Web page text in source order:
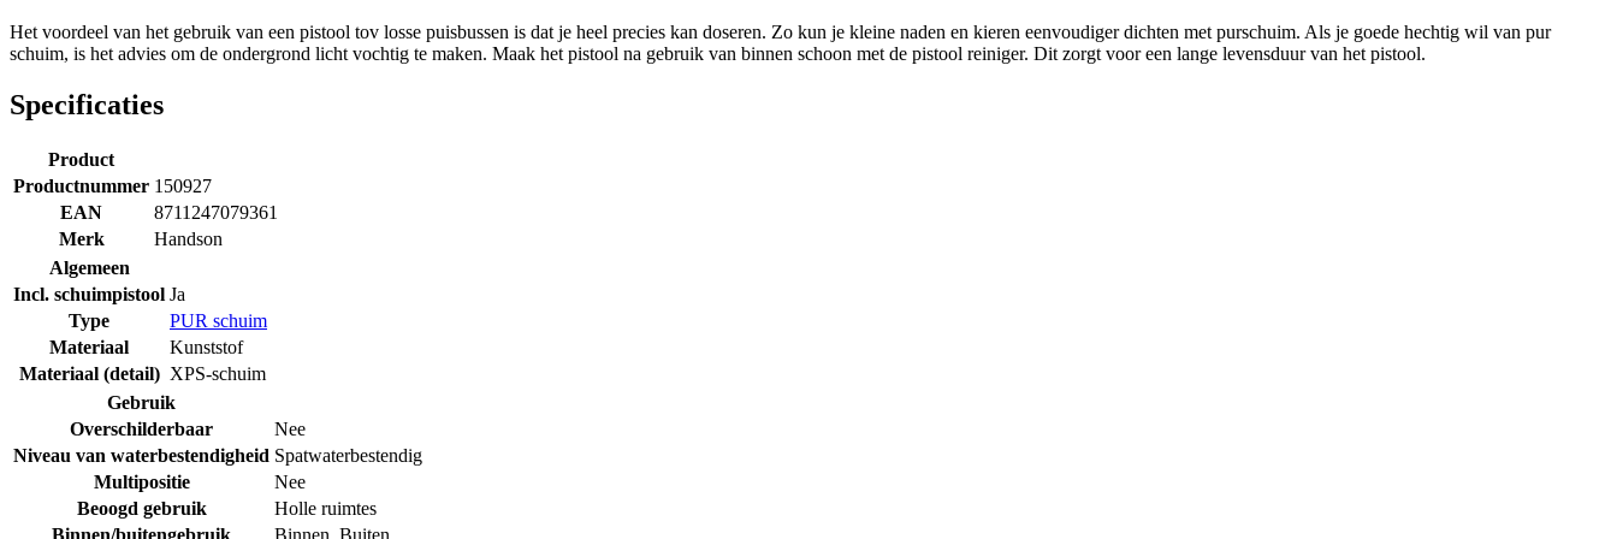
Het voordeel van het gebruik van een pistool tov losse puisbussen is dat je heel precies kan doseren. Zo kun je kleine naden en kieren eenvoudiger dichten met purschuim. Als je goede hechtig wil van pur
schuim, is het advies om de ondergrond licht vochtig te maken. Maak het pistool na gebruik van binnen schoon met de pistool reiniger. Dit zorgt voor een lange levensduur van het pistool.
Specificaties
Product
Productnummer 150927
EAN
8711247079361
Merk
Handson
Algemeen
Incl. schuimpistool Ja
Type
PUR schuim
Materiaal
Kunststof
Materiaal (detail) XPS-schuim
Gebruik
Overschilderbaar
Nee
Niveau van waterbestendigheid Spatwaterbestendig
Multipositie
Nee
Beoogd gebruik
Holle ruimtes
Binnen/buitengebruik
Binnen Buiten